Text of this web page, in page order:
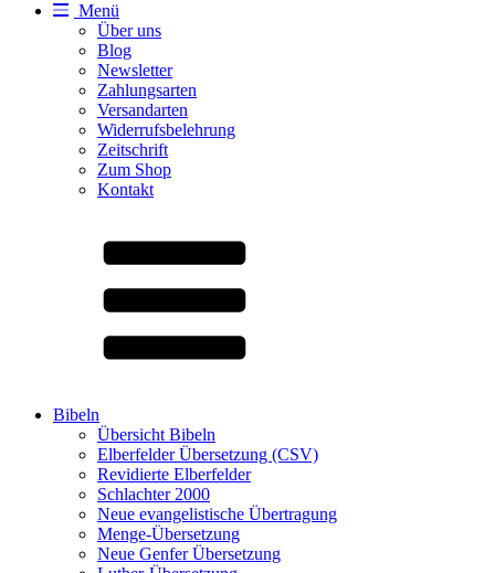
Menü
Über uns
Blog
Newsletter
Zahlungsarten
Versandarten
Widerrufsbelehrung
Zeitschrift
Zum Shop
Kontakt
Bibeln
Übersicht Bibeln
Elberfelder Übersetzung (CSV)
Revidierte Elberfelder
Schlachter 2000
Neue evangelistische Übertragung
Menge-Übersetzung
Neue Genfer Übersetzung